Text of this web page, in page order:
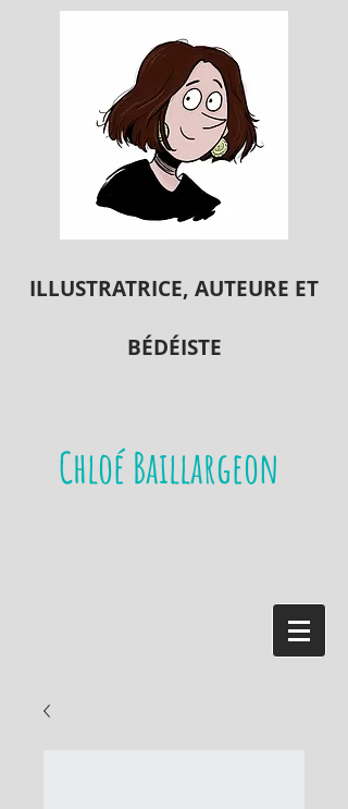
ILLUSTRATRICE, AUTEURE ET
BÉDÉISTE
Chloé Baillargeon